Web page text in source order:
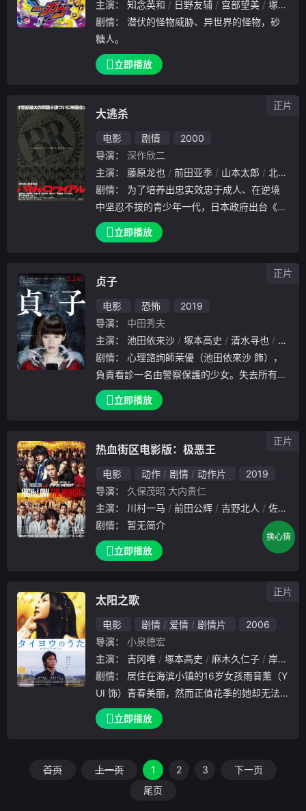
主演：
知念英和 日野友辅 宫部望美
塚本高史
剧情：
糖人。
立即播放
大逃杀
电影 剧情
2000
导演：
深作欣二
主演：
藤原龙也 前田亚季 山本太郎
北野武
剧情：
中坚忍不拔的青少年一代，日本政府出台《B
R》法案。每年都从全国学校随机抽出一个班
级的同学，前往荒岛进行生存极限挑战——老
相残杀，
立即播放
正片
贞子
电影 恐怖
2019
导演：
中田秀夫
主演：
池田依来沙 塚本高史 清水寻也
姬岛
剧情：
負責看診一名由警察保護的少女。失去所有記
憶的少女連自己的名字都忘了，而茉優身旁竟
然也開始發生許多無法理解的怪事……
立即播放
正片
热血街区电影版：极恶王
电影 动作 剧情 动作片
2019
导演：
久保茂昭 大内贵仁
主演：
川村一马 前田公辉 吉野北人
佐藤流司
剧情：
暂无简介
立即播放
正片
太阳之歌
电影 剧情 爱情 剧情片
2006
导演：
小泉德宏
主演：
吉冈唯 塚本高史 麻木久仁子
岸谷五朗
剧情：
UI 饰）青春美丽，然而正值花季的她却无法
像同龄人一般在洒满阳光的海滩边自由玩耍与
奔跑。原来薰罹患一种罕见的疾病——XP色
立即播放
正片
首页 上一页 1 2 3
下一页
尾页
换心情